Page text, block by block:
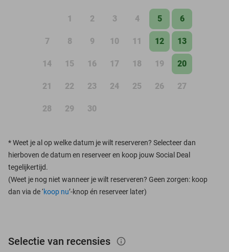
1 2 3 4 5 6
7 8 9 10 11 12 13
14 15 16 17 18 19 20
21 22 23 24 25 26 27
28 29 30
*Weet je al op welke datum je wilt reserveren? Selecteer dan
hierboven de datum en reserveer en koop jouw Social Deal
tegelijkertijd.
(Weet je nog niet wanneer je wilt reserveren? Geen zorgen: koop
dan via de ‘koop nu’-knop én reserveer later)
Selectie van recensies info_outlined